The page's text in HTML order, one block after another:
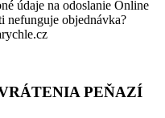
údaje na odoslanie Online
nefunguje objednávka?
PEŇAZÍ